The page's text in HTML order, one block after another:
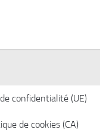
confidentialité (UE)
de cookies (CA)